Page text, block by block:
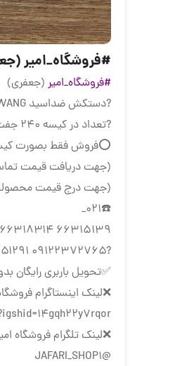
#فروشگاه_امیر
#فروشگاه_امیر (جعفری)
?دستکش ضداسید TANGWANG?
?تعداد در کیسه ۲۴۰ جفت?
⭕فروش فقط بصورت
(جهت دریافت قیمت
(جهت درج قیمت محصولات
☎️۰۲۱_
۶۶۳۱۵۱۳۹ ۶۶۳۱۸۳۱۴ ۶۶۳۱۷۱۸۴
?۰۹۱۲۲۳۷۲۷۶۵ ۰۹۱۲۳۸۵۱۲۹۱
✅تحویل باربری رایگان
❌لینک اینستاگرام
❌لینک تلگرام فروشگاه
@JAFARI_SHOP1